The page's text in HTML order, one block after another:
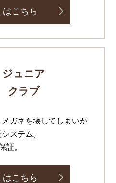
はこちら
ジュニア
クラブ
ガネを壊してしまいが
ステム。
証。
はこちら